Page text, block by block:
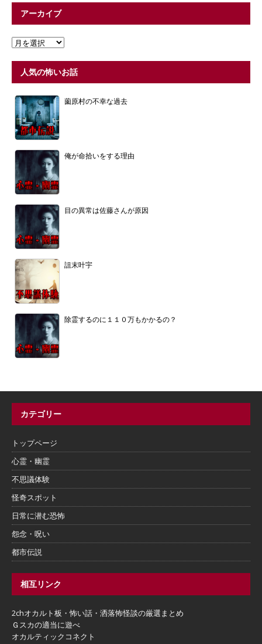
アーカイブ
人気の怖いお話
薗原村の不幸な過去
俺が命拾いをする理由
目の異常は佐藤さんが原因
詛末叶宇
除霊するのに１１０万もかかるの？
カテゴリー
トップページ
心霊・幽霊
不思議体験
怪奇スポット
日常に潜む恐怖
怨念・呪い
都市伝説
相互リンク
2chオカルト板・怖い話・洒落怖怪談の厳選まとめ
Ｇスカの適当に遊べ
オカルティックコネクト